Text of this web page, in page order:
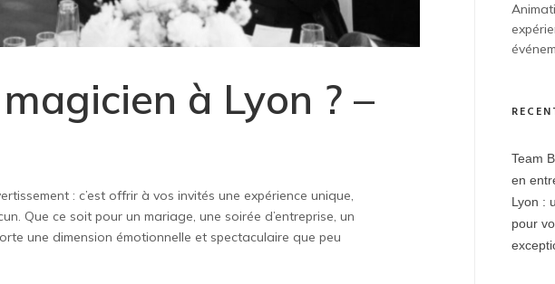
à Lyon ? –
: c’est offrir à vos invités une expérience unique,
Que ce soit pour un mariage, une soirée d’entreprise, un
une dimension émotionnelle et spectaculaire que peu
Team
en
Lyon :
pour